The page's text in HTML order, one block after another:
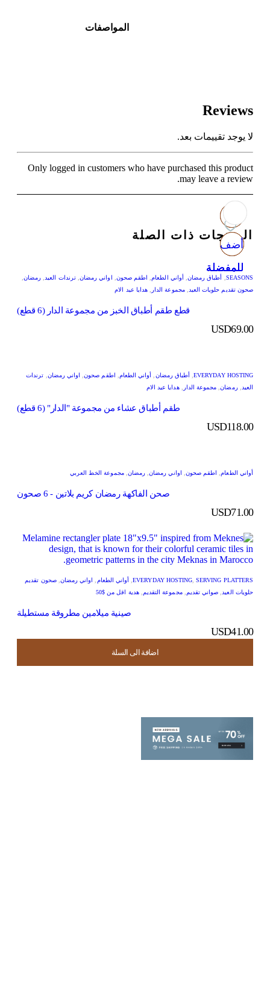
المواصفات
Reviews
لا يوجد تقييمات بعد.
Only logged in customers who have purchased this product
may leave a review.
المنتجات ذات الصلة
اضافة الى السلة
أضف
للمفضلة
SEASONS
, أطباق رمضان, أواني الطعام, اطقم صحون, اواني رمضان,ترندات العيد, رمضان,
صحون تقديم حلويات العيد,مجموعة الدار , هدايا عيد الام
قطع طقم أطباق الخبز من مجموعة الدار (6 قطع)
USD69.00
اضافة الى السلة
أضف
للمفضلة
EVERYDAY HOSTING
, أطباق رمضان, أواني الطعام, اطقم صحون, اواني رمضان, ترندات
العيد,رمضان, مجموعة الدار ,هدايا عيد الام
طقم أطباق عشاء من مجموعة "الدار" (6 قطع)
USD118.00
اضافة الى السلة
أضف
للمفضلة
أواني الطعام, اطقم صحون, اواني رمضان, رمضان,مجموعة الخط العربي
صحن الفاكهة رمضان كريم بلاتين - 6 صحون
USD71.00
اضافة الى السلة
أضف
للمفضلة
EVERYDAY HOSTING,SERVING PLATTERS
, أواني الطعام, اواني رمضان,صحون تقديم
حلويات العيد, صواني تقديم,مجموعة التقديم,هدية اقل من $50
صينية ميلامين مطروقة مستطيلة
USD41.00